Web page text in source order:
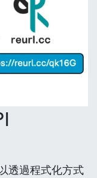
透過程式化方式